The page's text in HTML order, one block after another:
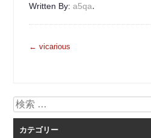
Written By:a5qa.
投
ゲ
ー
シ
← vicarious
検
索
カテゴリー